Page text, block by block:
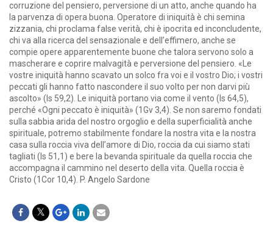
corruzione del pensiero, perversione di un atto, anche quando ha
la parvenza di opera buona. Operatore di iniquità è chi semina
zizzania, chi proclama false verità, chi è ipocrita ed inconcludente,
chi va alla ricerca del sensazionale e dell’effimero, anche se
compie opere apparentemente buone che talora servono solo a
mascherare e coprire malvagità e perversione del pensiero. «Le
vostre iniquità hanno scavato un solco fra voi e il vostro Dio; i vostri
peccati gli hanno fatto nascondere il suo volto per non darvi più
ascolto» (Is 59,2). Le iniquità portano via come il vento (Is 64,5),
perché «Ogni peccato è iniquità» (1Gv 3,4). Se non saremo fondati
sulla sabbia arida del nostro orgoglio e della superficialità anche
spirituale, potremo stabilmente fondare la nostra vita e la nostra
casa sulla roccia viva dell’amore di Dio, roccia da cui siamo stati
tagliati (Is 51,1) e bere la bevanda spirituale da quella roccia che
accompagna il cammino nel deserto della vita. Quella roccia è
Cristo (1Cor 10,4). P. Angelo Sardone